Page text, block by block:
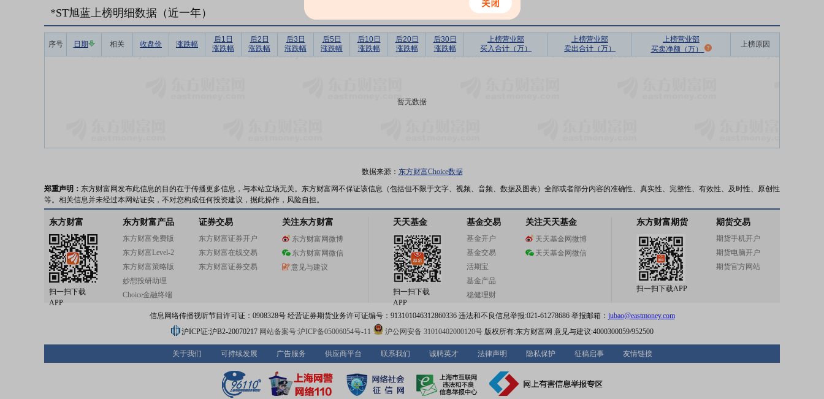
*ST旭蓝上榜明细数据（近一年）
序号 日期 相关 收盘价 涨跌幅
后1日
涨跌幅
后2日
涨跌幅
后3日
涨跌幅
后5日
涨跌幅
后10日
涨跌幅
后20日
涨跌幅
后30日
涨跌幅
上榜营业部
买入合计（万）
上榜营业部
卖出合计（万）
上榜营业部
买卖净额（万）
上榜原因
暂无数据
数据来源： 东方财富Choice数据
郑重声明： 东方财富网发布此信息的目的在于传播更多信息，与本站立场无关。东方财富网不保证该信息（包括但不限于文字、视频、音频、数据及图表）全部或者部分内容的准确性、真实性、完整性、有效性、及时性、原创性
等。相关信息并未经过本网站证实，不对您构成任何投资建议，据此操作，风险自担。